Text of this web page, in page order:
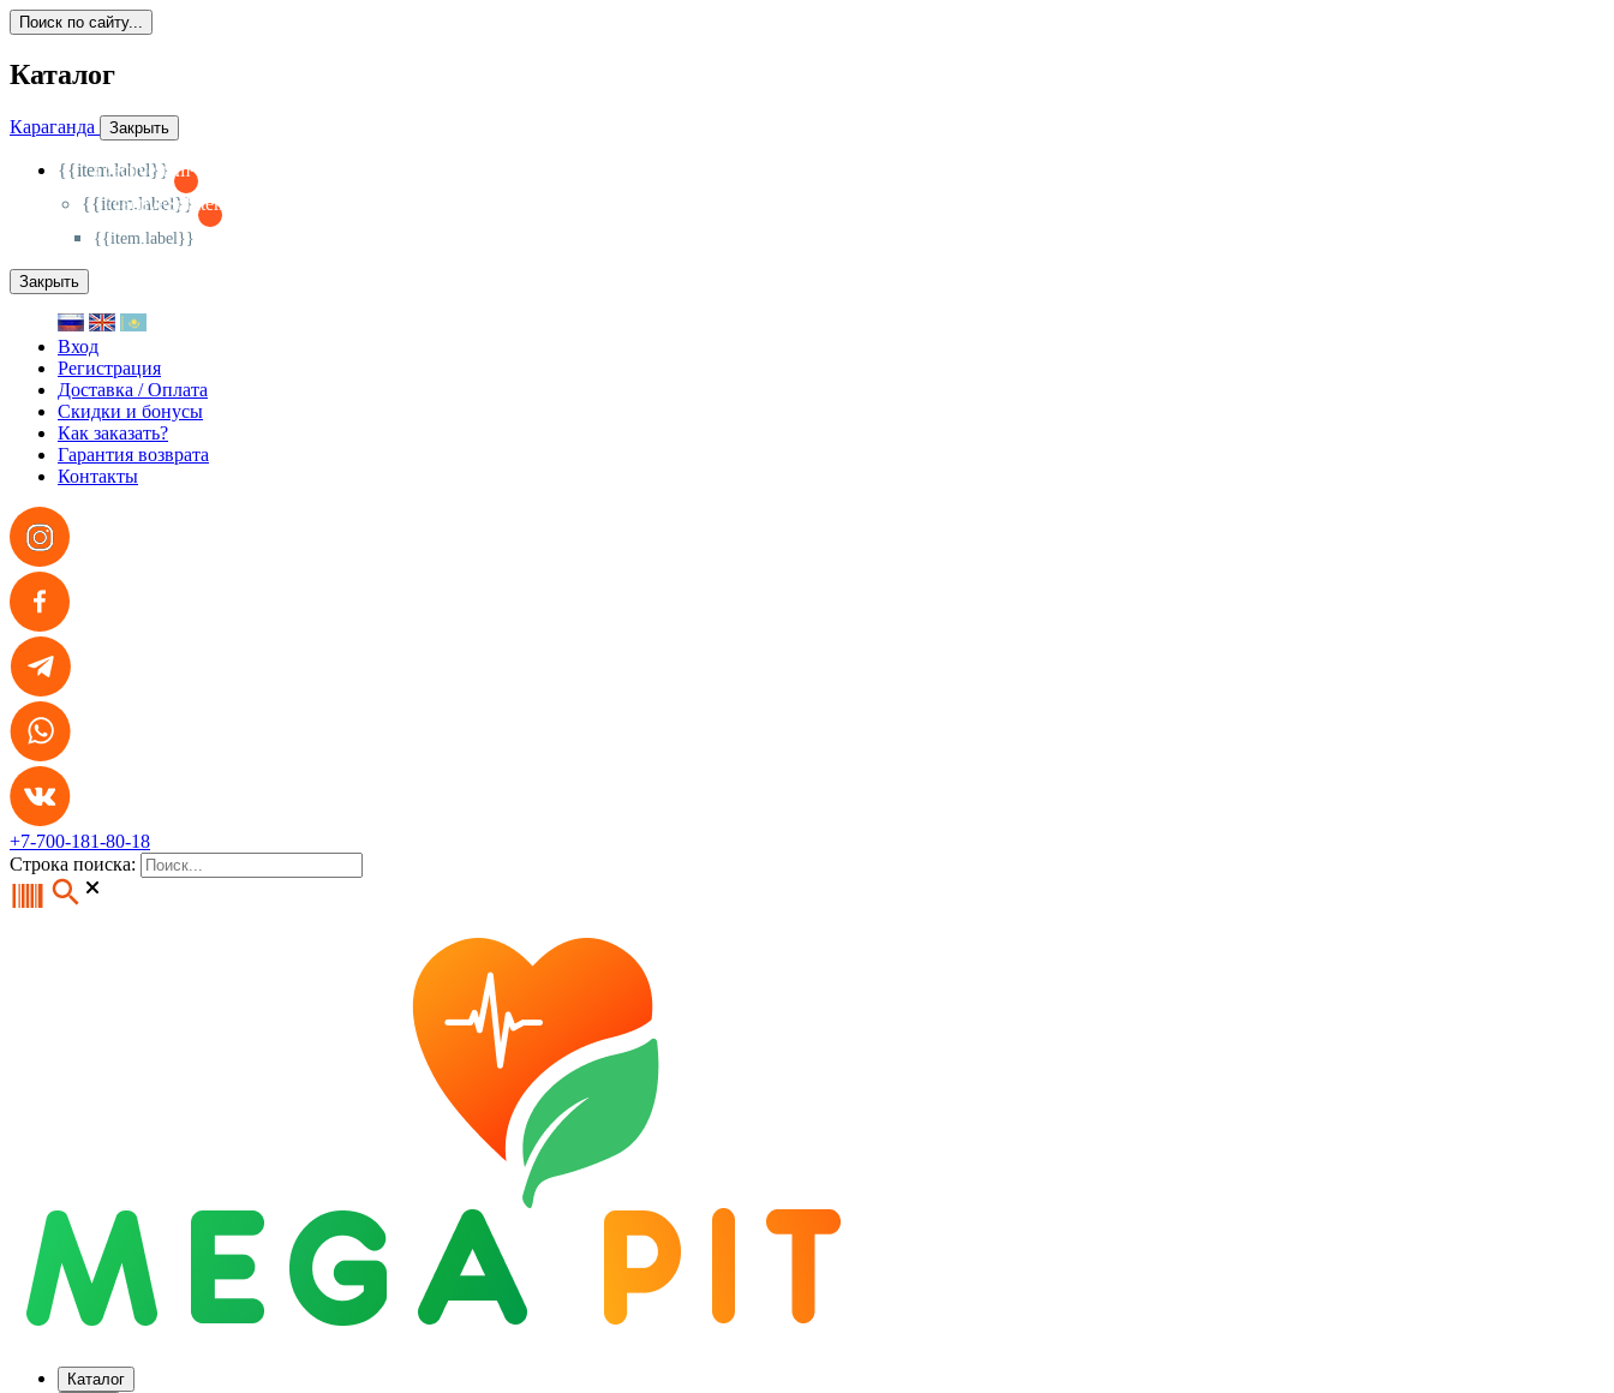
Поиск по сайту...
Каталог
Караганда Закрыть
{{item.label}}
{{activeItem==item.id?'-
{{item.label}}
{{activeSubitem==item.id?'-
{{item.label}}
Закрыть
Вход
Регистрация
Доставка / Оплата
Скидки и бонусы
Как заказать?
Гарантия возврата
Контакты
+7-700-181-80-18
Строка поиска:
Каталог